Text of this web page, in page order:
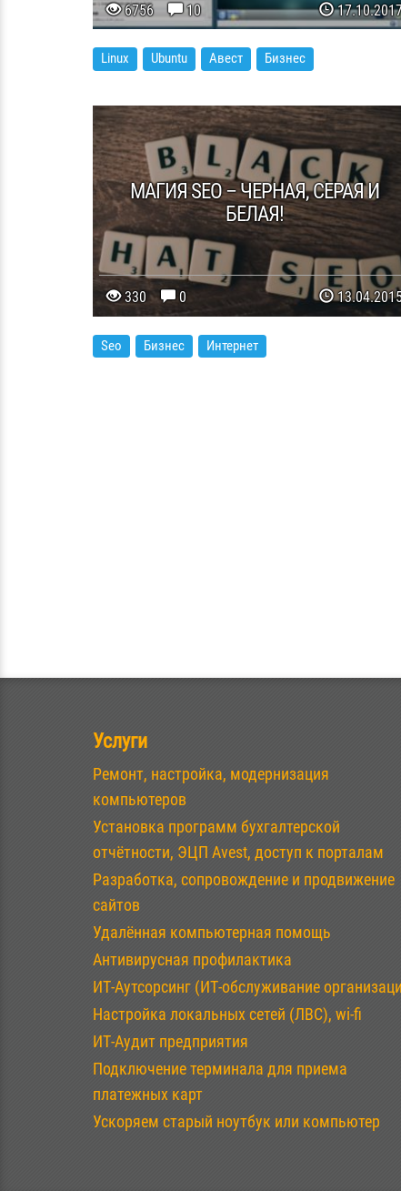
6756 10
Linux Ubuntu Авест Бизнес
МАГИЯ SEO – ЧЕРНАЯ, СЕРАЯ И
БЕЛАЯ!
330 0
Seo Бизнес Интернет
Услуги
Ремонт, настройка, модернизация
компьютеров
Установка программ бухгалтерской
отчётности, ЭЦП Avest, доступ к порталам
Разработка, сопровождение и продвижение
сайтов
Удалённая компьютерная помощь
Антивирусная профилактика
ИТ-Аутсорсинг (ИТ-обслуживание
Настройка локальных сетей (ЛВС), wi-fi
ИТ-Аудит предприятия
Подключение терминала для приема
платежных карт
Ускоряем старый ноутбук или компьютер